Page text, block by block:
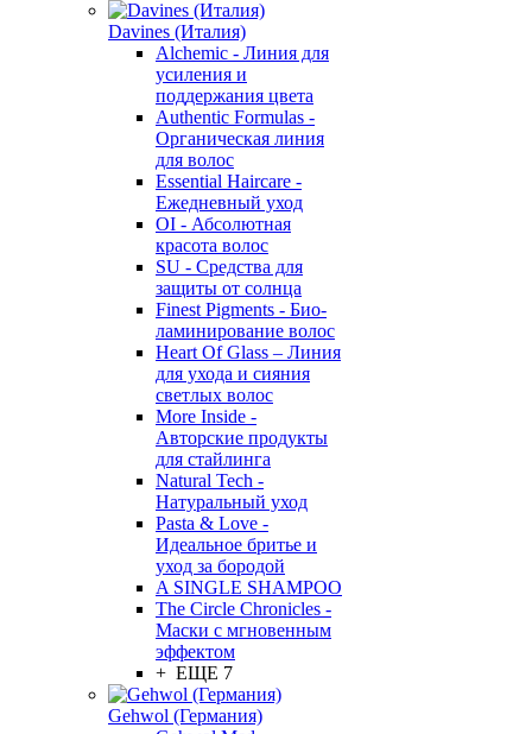
Davines (Италия)
Alchemic - Линия для
усиления и
поддержания цвета
Authentic Formulas -
Органическая линия
для волос
Essential Haircare -
Eжедневный уход
OI - Абсолютная
красота волос
SU - Средства для
защиты от солнца
Finest Pigments - Био-
ламинирование волос
Heart Of Glass – Линия
для ухода и сияния
светлых волос
More Inside -
Авторские продукты
для стайлинга
Natural Tech -
Натуральный уход
Pasta & Love -
Идеальное бритье и
уход за бородой
A SINGLE SHAMPOO
The Circle Chronicles -
Маски с мгновенным
эффектом
+ ЕЩЕ 7
Gehwol (Германия)